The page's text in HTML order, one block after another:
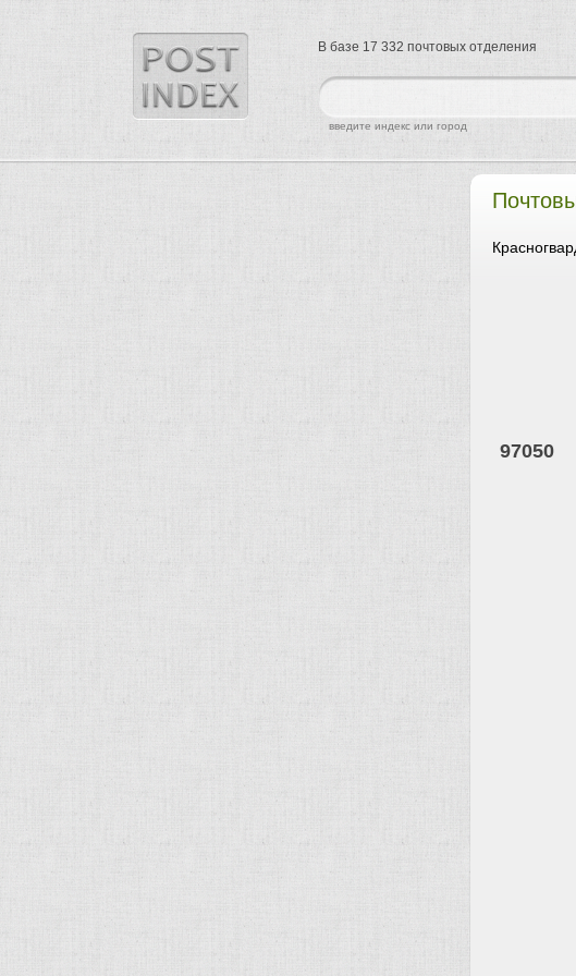
97050
найти
введите индекс или город
В базе 17 332 почтовых отделения